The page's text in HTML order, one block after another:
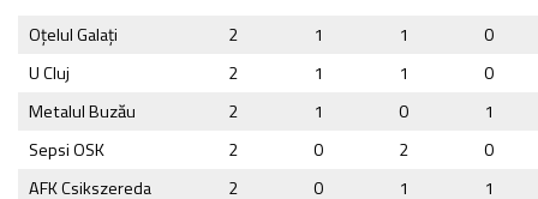
Oțelul Galați 2 1 1
0
U Cluj
2 1 1
0
Metalul Buzău
2 1 0
1
Sepsi OSK
2 0 2
0
AFK Csikszereda
2 0 1
1